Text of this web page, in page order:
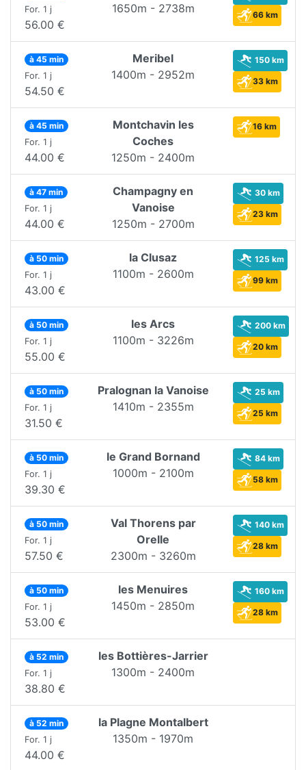
For. 1 j
56.00 €
1650m - 2738m
66 km
à 45 min
For. 1 j
54.50 €
Meribel
1400m - 2952m
150 km
33 km
à 45 min
For. 1 j
44.00 €
Montchavin les
Coches
1250m - 2400m
16 km
à 47 min
For. 1 j
44.00 €
Champagny en
Vanoise
1250m - 2700m
30 km
23 km
à 50 min
For. 1 j
43.00 €
la Clusaz
1100m - 2600m
125 km
99 km
à 50 min
For. 1 j
55.00 €
les Arcs
1100m - 3226m
200 km
20 km
à 50 min
For. 1 j
31.50 €
Pralognan la Vanoise
1410m - 2355m
25 km
25 km
à 50 min
For. 1 j
39.30 €
le Grand Bornand
1000m - 2100m
84 km
58 km
à 50 min
For. 1 j
57.50 €
Val Thorens par
Orelle
2300m - 3260m
140 km
28 km
à 50 min
For. 1 j
53.00 €
les Menuires
1450m - 2850m
160 km
28 km
à 52 min
For. 1 j
38.80 €
les Bottières-Jarrier
1300m - 2400m
à 52 min
For. 1 j
44.00 €
la Plagne Montalbert
1350m - 1970m